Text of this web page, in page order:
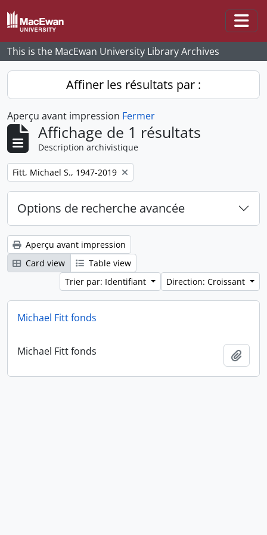
Skip to main content
This is the MacEwan University Library Archives
Affiner les résultats par :
Aperçu avant impression Fermer
Affichage de 1 résultats
Description archivistique
Remove filter:
Fitt, Michael S., 1947-2019
Options de recherche avancée
Aperçu avant impression
Card view
Table view
Trier par: Identifiant
Direction: Croissant
Michael Fitt fonds
Michael Fitt fonds